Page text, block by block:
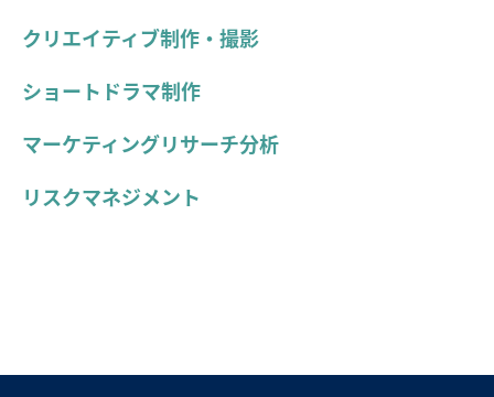
クリエイティブ制作・撮影
ショートドラマ制作
マーケティングリサーチ分析
リスクマネジメント